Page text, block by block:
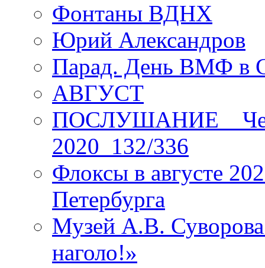
Фонтаны ВДНХ
Юрий Александров
Парад. День ВМФ в
АВГУСТ
ПОСЛУШАНИЕ _
2020_132/336
Флоксы в августе
Петербурга
Музей А.В.
наголо!»